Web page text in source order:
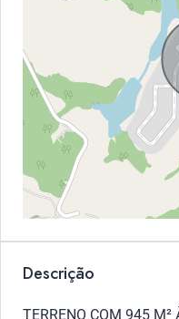
Descrição
TERRENO COM 945 M²